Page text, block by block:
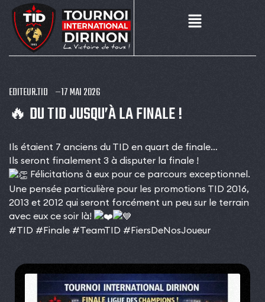
EDITEUR.TID 17 MAI 2026
🔥 DU TID JUSQU’À LA FINALE !
Ils étaient 7 anciens du TID en quart de finale…
Ils seront finalement 3 à disputer la finale !
Félicitations à eux pour ce parcours exceptionnel.
Une pensée particulière pour les promotions TID 2016,
2013 et 2012 qui seront forcément un peu sur le terrain
avec eux ce soir là!
#TID #Finale #TeamTID #FiersDeNosJoueur